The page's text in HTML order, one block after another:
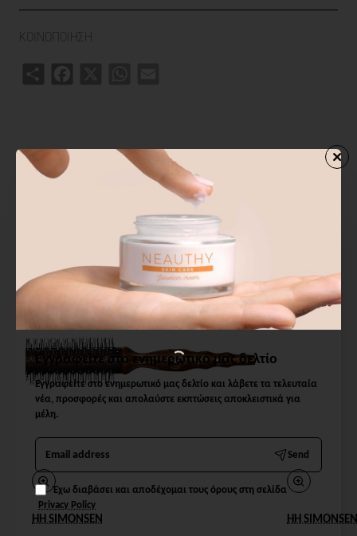
Εγγραφείτε στο ενημερωτικό μας δελτίο
Εγγραφείτε στο ενημερωτικό μας δελτίο και λάβετε τα τελευταία
νέα, προσφορές και απολαύστε εκπτώσεις αποκλειστικά για
μέλη.
Email
address
Send
Έχω διαβάσει και αποδέχομαι τους όρους στη σελίδα
Privacy Policy
ΚΟΙΝΟΠΟΙΗΣΗ
ΣΧΕΤΙΚΑ ΠΡΟΙΟΝΤΑ ΑΓΟΡΑΣΑΝ ΕΠΙΣΗΣ
HH SIMONSEN HH SIMONSEN